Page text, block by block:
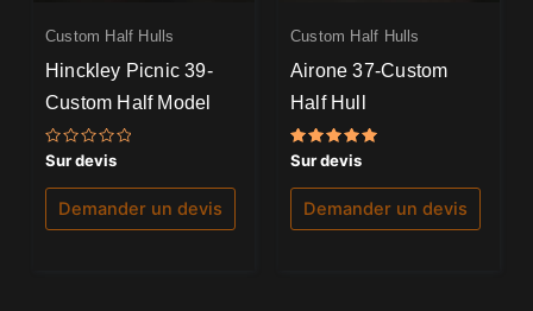
Custom Half Hulls
Hinckley Picnic 39-
Custom Half Model
Note
0
sur
Sur devis
Demander un devis
Custom Half Hulls
Airone 37-Custom
Half Hull
Note
5.00
sur 5
Sur devis
Demander un devis